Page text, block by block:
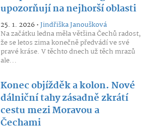
upozorňují na nejhorší oblasti
25. 1. 2026 •Jindřiška Janoušková
Na začátku ledna měla většina Čechů radost,
že se letos zima konečně předvádí ve své
pravé kráse. V těchto dnech už těch mrazů
ale...
Konec objížděk a kolon. Nové
dálniční tahy zásadně zkrátí
cestu mezi Moravou a
Čechami